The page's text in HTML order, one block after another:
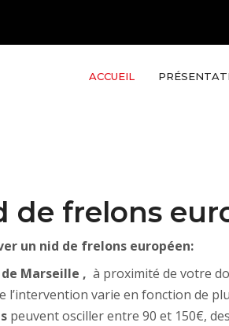
ACCUEIL
de frelons
un nid de frelons européen:
Marseille , à proximité de votre
l’intervention varie en fonction de
peuvent osciller entre 90 et 150€,